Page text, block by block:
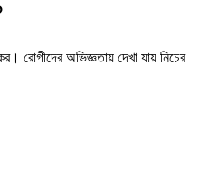
রোগীদের অভিজ্ঞতায় দেখা যায় নিচের